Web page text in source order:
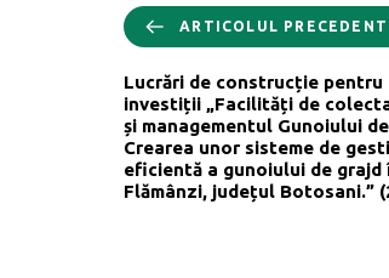
ARTICOLUL PRECEDENT
Lucrări de construcție
investiții „Facilități de
și managementul Gunoiului
Crearea unor sisteme de
eficientă a gunoiului de grajd
Flămânzi, județul Botosani.”